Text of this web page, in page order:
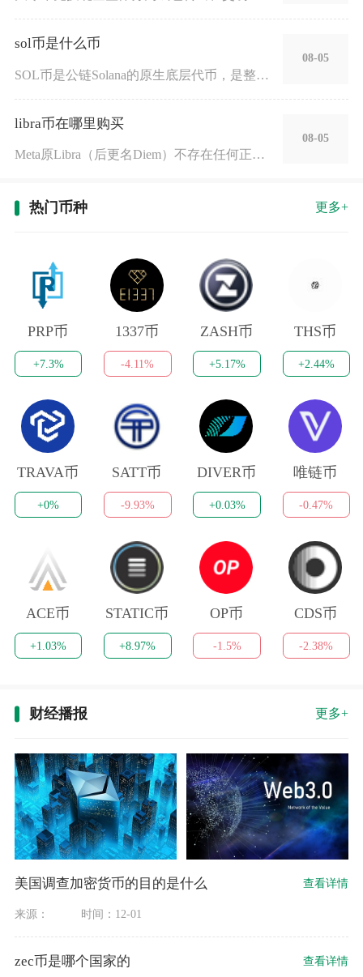
sol币是什么币
SOL币是公链Solana的原生底层代币，是整条高性能一层区
08-05
libra币在哪里购买
Meta原Libra（后更名Diem）不存在任何正规可购买渠
08-05
热门币种 更多+
PRP币
+7.3%
1337币
-4.11%
ZASH币
+5.17%
THS币
+2.44%
TRAVA币
+0%
SATT币
-9.93%
DIVER币
+0.03%
唯链币
-0.47%
ACE币
+1.03%
STATIC币
+8.97%
OP币
-1.5%
CDS币
-2.38%
财经播报 更多+
美国调查加密货币的目的是什么 查看详情
来源： 时间：12-01
zec币是哪个国家的 查看详情